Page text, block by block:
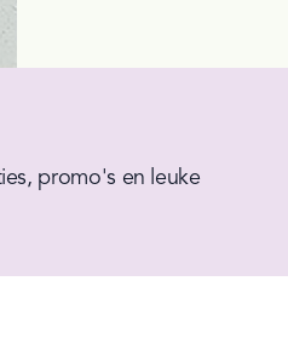
promo's en leuke